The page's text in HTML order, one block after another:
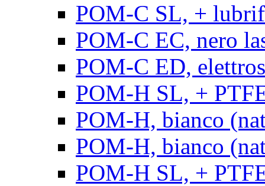
POM-C SL, +
POM-C EC, nero
POM-C ED,
POM-H SL, +
POM-H, bianco
POM-H, bianco
POM-H SL, +